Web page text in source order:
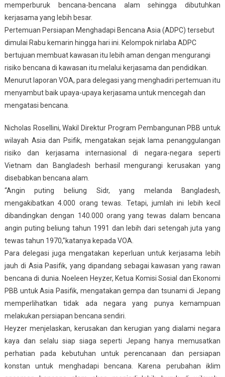
memperburuk bencana-bencana alam sehingga dibutuhkan
kerjasama yang lebih besar.
Pertemuan Persiapan Menghadapi Bencana Asia (ADPC) tersebut
dimulai Rabu kemarin hingga hari ini. Kelompok nirlaba ADPC
bertujuan membuat kawasan itu lebih aman dengan mengurangi
risiko bencana di kawasan itu melalui kerjasama dan pendidikan.
Menurut laporan VOA, para delegasi yang menghadiri pertemuan itu
menyambut baik upaya-upaya kerjasama untuk mencegah dan
mengatasi bencana.
Nicholas Rosellini, Wakil Direktur Program Pembangunan PBB untuk
wilayah Asia dan Psifik, mengatakan sejak lama penanggulangan
risiko dan kerjasama internasional di negara-negara seperti
Vietnam dan Bangladesh berhasil mengurangi kerusakan yang
disebabkan bencana alam.
“Angin puting beliung Sidr, yang melanda Bangladesh,
mengakibatkan 4.000 orang tewas. Tetapi, jumlah ini lebih kecil
dibandingkan dengan 140.000 orang yang tewas dalam bencana
angin puting beliung tahun 1991 dan lebih dari setengah juta yang
tewas tahun 1970,”katanya kepada VOA.
Para delegasi juga mengatakan keperluan untuk kerjasama lebih
jauh di Asia Pasifik, yang dipandang sebagai kawasan yang rawan
bencana di dunia. Noeleen Heyzer, Ketua Komisi Sosial dan Ekonomi
PBB untuk Asia Pasifik, mengatakan gempa dan tsunami di Jepang
memperlihatkan tidak ada negara yang punya kemampuan
melakukan persiapan bencana sendiri.
Heyzer menjelaskan, kerusakan dan kerugian yang dialami negara
kaya dan selalu siap siaga seperti Jepang hanya memusatkan
perhatian pada kebutuhan untuk perencanaan dan persiapan
konstan untuk menghadapi bencana. Karena perubahan iklim